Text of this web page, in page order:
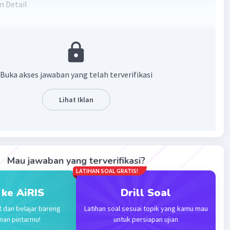
Detail
sebagai hasil perkalian silang antara vektor posisi
dengan vektor gaya. Secara matematis, dapat
berikut:
vektor posisi titik kerja gaya (m)
vektor gaya (N)
kita perlu menghitung hasil perkalian silang antara r dan F.
silang adalah sebagai berikut:
i j k |
Buka akses jawaban yang telah terverifikasi
Lihat Iklan
Mau jawaban yang terverifikasi?
AiRIS
dan belajar bareng
pintarmu!
LATIHAN SOAL GRATIS!
Drill Soal
Latihan soal sesuai topik yang kamu mau
untuk persiapan ujian